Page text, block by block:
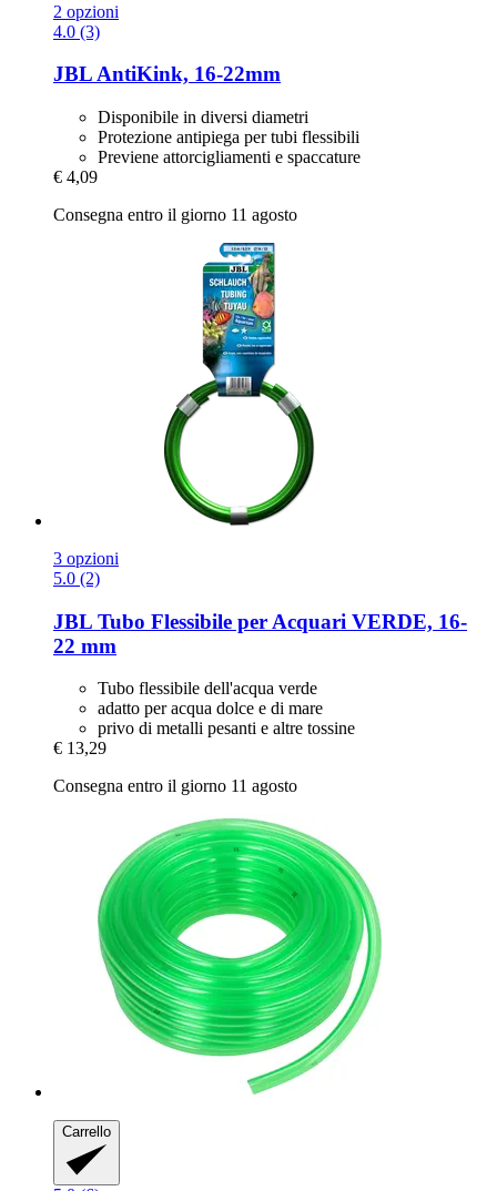
2 opzioni
4.0 (3)
JBLAntiKink, 16-​22mm
Disponibile in diversi diametri
Protezione antipiega per tubi flessibili
Previene attorcigliamenti e spaccature
€ 4,09
Consegna entro il giorno 11 agosto
3 opzioni
5.0 (2)
JBL Tubo Flessibile per Acquari VERDE, 16-​
22 mm
Tubo flessibile dell'acqua verde
adatto per acqua dolce e di mare
privo di metalli pesanti e altre tossine
€ 13,29
Consegna entro il giorno 11 agosto
Carrello